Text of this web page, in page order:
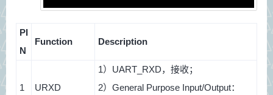
PI
N
Function Description
1 URXD
1）UART_RXD，接收；
2）General Purpose Input/Output：